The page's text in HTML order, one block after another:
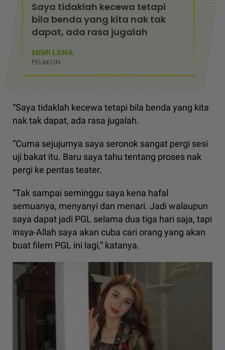
Saya tidaklah kecewa tetapi
bila benda yang kita nak tak
dapat, ada rasa jugalah
MIMI LANA
PELAKON
“Saya tidaklah kecewa tetapi bila benda yang kita
nak tak dapat, ada rasa jugalah.
“Cuma sejujurnya saya seronok sangat pergi sesi
uji bakat itu. Baru saya tahu tentang proses nak
pergi ke pentas teater.
“Tak sampai seminggu saya kena hafal
semuanya, menyanyi dan menari. Jadi walaupun
saya dapat jadi PGL selama dua tiga hari saja, tapi
insya-Allah saya akan cuba cari orang yang akan
buat filem PGL ini lagi,” katanya.